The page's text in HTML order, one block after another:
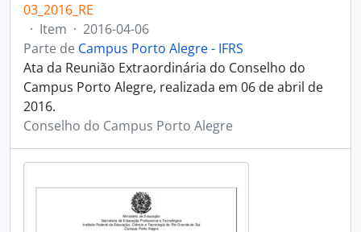
03_2016_RE
· Item · 2016-04-06
Parte de Campus Porto Alegre - IFRS
Ata da Reunião Extraordinária do Conselho do
Campus Porto Alegre, realizada em 06 de abril de
2016.
Conselho do Campus Porto Alegre